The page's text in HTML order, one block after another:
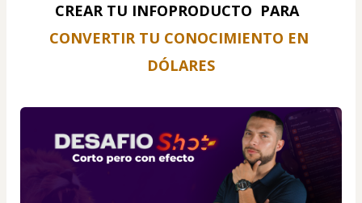
CREAR TU INFOPRODUCTO  PARA
CONVERTIR TU CONOCIMIENTO EN
DÓLARES